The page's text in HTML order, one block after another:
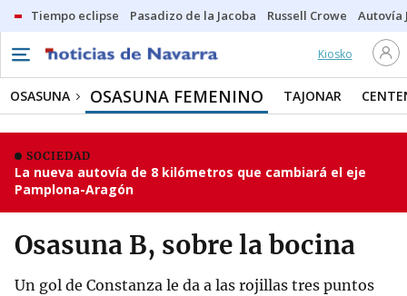
Tiempo eclipse Pasadizo de la Jacoba Russell Crowe Autovía
Kiosko
OSASUNA OSASUNA FEMENINO TAJONAR
SOCIEDAD
La nueva autovía de 8 kilómetros que cambiará el eje
Pamplona-Aragón
Osasuna B, sobre la bocina
Un gol de Constanza le da a las rojillas tres puntos